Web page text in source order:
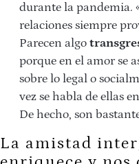
durante la pandemia.
relaciones siempre
Parecen algo
porque en el amor se
sobre lo legal o
vez se habla de ellas
De hecho, son
La amistad